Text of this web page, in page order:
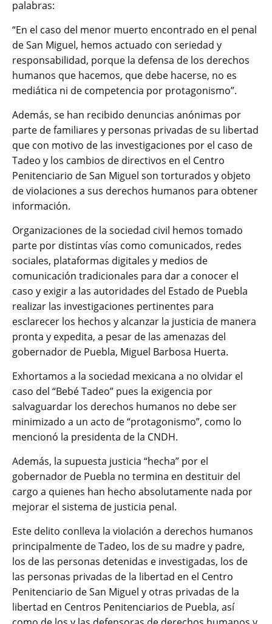
palabras:
“En el caso del menor muerto encontrado en el penal
de San Miguel, hemos actuado con seriedad y
responsabilidad, porque la defensa de los derechos
humanos que hacemos, que debe hacerse, no es
mediática ni de competencia por protagonismo”.
Además, se han recibido denuncias anónimas por
parte de familiares y personas privadas de su libertad
que con motivo de las investigaciones por el caso de
Tadeo y los cambios de directivos en el Centro
Penitenciario de San Miguel son torturados y objeto
de violaciones a sus derechos humanos para obtener
información.
Organizaciones de la sociedad civil hemos tomado
parte por distintas vías como comunicados, redes
sociales, plataformas digitales y medios de
comunicación tradicionales para dar a conocer el
caso y exigir a las autoridades del Estado de Puebla
realizar las investigaciones pertinentes para
esclarecer los hechos y alcanzar la justicia de manera
pronta y expedita, a pesar de las amenazas del
gobernador de Puebla, Miguel Barbosa Huerta.
Exhortamos a la sociedad mexicana a no olvidar el
caso del “Bebé Tadeo” pues la exigencia por
salvaguardar los derechos humanos no debe ser
minimizado a un acto de “protagonismo”, como lo
mencionó la presidenta de la CNDH.
Además, la supuesta justicia “hecha” por el
gobernador de Puebla no termina en destituir del
cargo a quienes han hecho absolutamente nada por
mejorar el sistema de justicia penal.
Este delito conlleva la violación a derechos humanos
principalmente de Tadeo, los de su madre y padre,
los de las personas detenidas e investigadas, los de
las personas privadas de la libertad en el Centro
Penitenciario de San Miguel y otras privadas de la
libertad en Centros Penitenciarios de Puebla, así